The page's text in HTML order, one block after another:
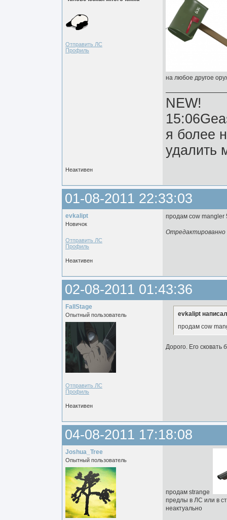
Отправить ЛС
Профиль
на любое другое
NEW!
я более
удалить
Неактивен
01-08-2011 22:33:03
evkalipt
Новичок
Отправить ЛС
Профиль
продам cow mangler
Отредактированно
Неактивен
02-08-2011 01:43:36
FallStage
Опытный пользователь
Отправить ЛС
Профиль
evkalipt
продам cow
Дорого. Его сковать
Неактивен
04-08-2011 17:18:08
Joshua_Tree
Опытный пользователь
продам strange
предлы в ЛС или в
неактуально